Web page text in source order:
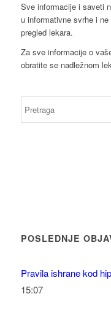
Sve informacije i saveti
u informativne svrhe i
pregled lekara.
Za sve informacije o
obratite se nadležnom
POSLEDNJE
Pravila ishrane kod
15:07